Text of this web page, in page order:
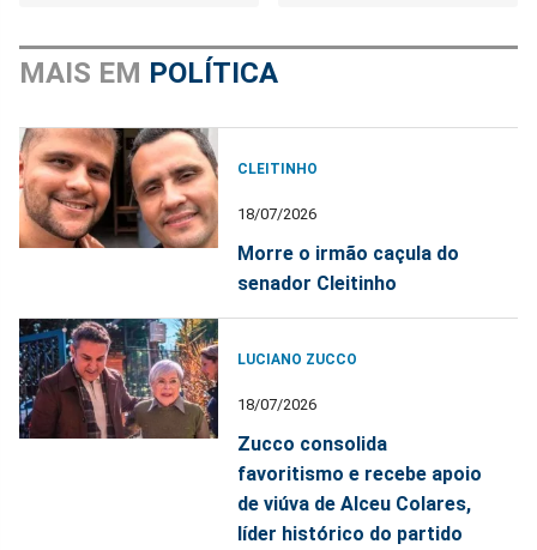
MAIS EM POLÍTICA
CLEITINHO
18/07/2026
Morre o irmão caçula do
senador Cleitinho
LUCIANO ZUCCO
18/07/2026
Zucco consolida
favoritismo e recebe apoio
de viúva de Alceu Colares,
líder histórico do partido